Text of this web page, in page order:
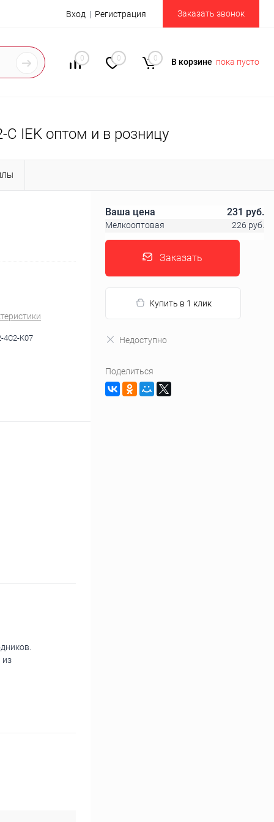
Вход Регистрация Заказать звонок
0 0 0 В корзине пока пусто
IEK оптом и в розницу
4C2-K07
из
Ваша цена 231 руб.
Мелкооптовая 226 руб.
Заказать
Купить в 1 клик
Недоступно
Поделиться